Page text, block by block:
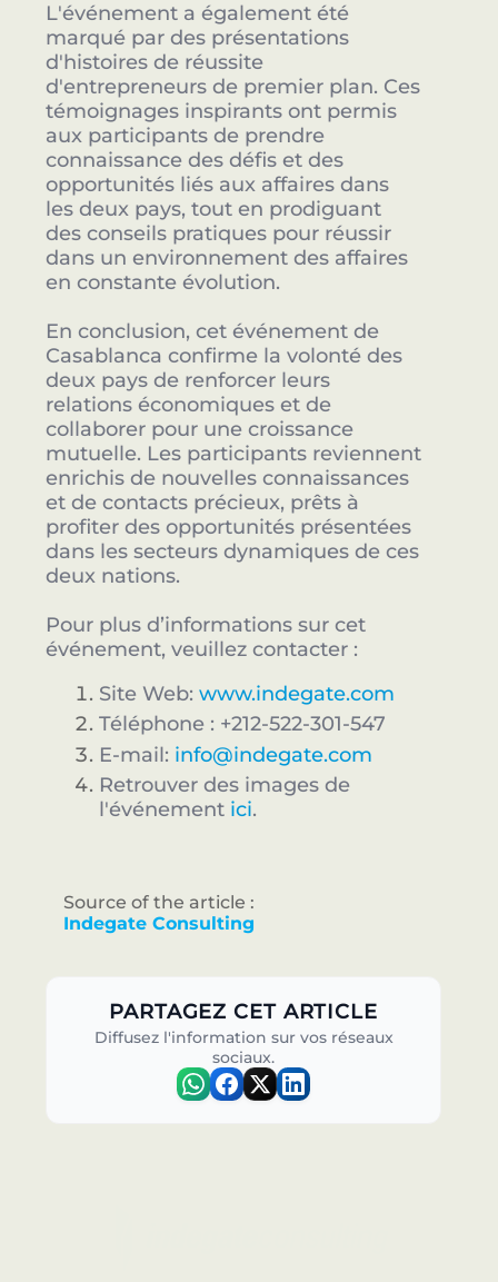
L'événement a également été
marqué par des présentations
d'histoires de réussite
d'entrepreneurs de premier plan. Ces
témoignages inspirants ont permis
aux participants de prendre
connaissance des défis et des
opportunités liés aux affaires dans
les deux pays, tout en prodiguant
des conseils pratiques pour réussir
dans un environnement des affaires
en constante évolution.
En conclusion, cet événement de
Casablanca confirme la volonté des
deux pays de renforcer leurs
relations économiques et de
collaborer pour une croissance
mutuelle. Les participants reviennent
enrichis de nouvelles connaissances
et de contacts précieux, prêts à
profiter des opportunités présentées
dans les secteurs dynamiques de ces
deux nations.
Pour plus d’informations sur cet
événement, veuillez contacter :
Site Web:www.indegate.com
Téléphone : +212-522-301-547
E-mail: info@indegate.com
Retrouver des images de
l'événement ici.
Source of the article :
Indegate Consulting
PARTAGEZ CET ARTICLE
Diffusez l'information sur vos réseaux
sociaux.